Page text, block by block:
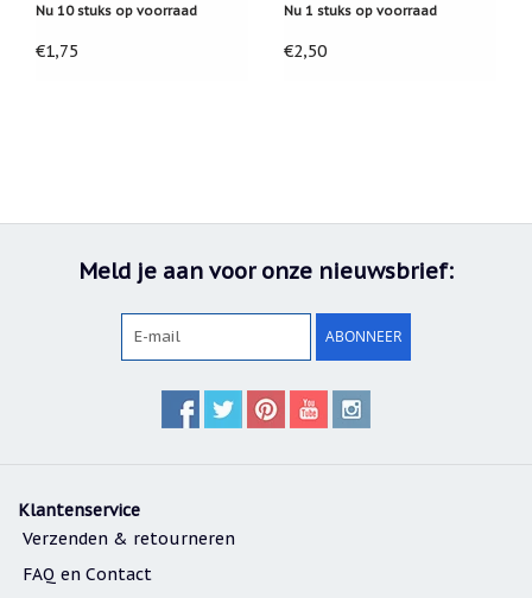
fotootje
van
betalen
termijnen!
van
Nu 10 stuks op voorraad
€1,75
Nu 1 stuks op voorraad
€2,50
Meld je aan voor onze nieuwsbrief:
ABONNEER
Klantenservice
Verzenden & retourneren
FAQ en Contact